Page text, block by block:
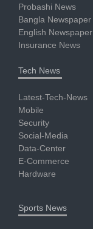
Probashi News
Bangla Newspaper
English Newspaper
Insurance News
Tech News
Latest-Tech-News
Mobile
Security
Social-Media
Data-Center
E-Commerce
Hardware
Sports News